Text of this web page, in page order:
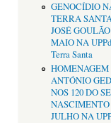
GENOCÍDIO
TERRA
JOSÉ
MAIO NA
Terra Santa
HOMENAGEM
ANTÓNIO
NOS 120 DO
NASCIMENTO
JULHO NA